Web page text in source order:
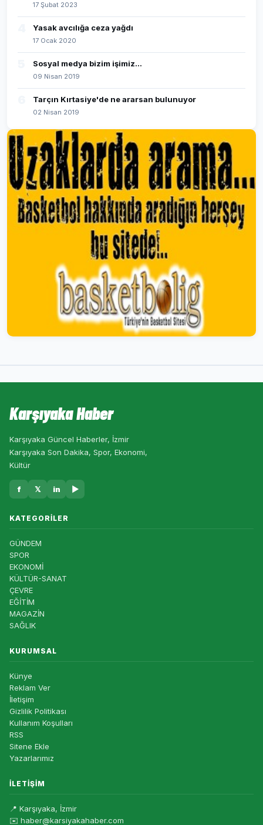
17 Şubat 2023
Yasak avcılığa ceza yağdı
17 Ocak 2020
Sosyal medya bizim işimiz...
09 Nisan 2019
Tarçın Kırtasiye'de ne ararsan bulunuyor
02 Nisan 2019
Karşıyaka Haber
Karşıyaka Güncel Haberler, İzmir
Karşıyaka Son Dakika, Spor, Ekonomi,
Kültür
f 𝕏 in ▶
KATEGORILER
GÜNDEM
SPOR
EKONOMİ
KÜLTÜR-SANAT
ÇEVRE
EĞİTİM
MAGAZİN
SAĞLIK
KURUMSAL
Künye
Reklam Ver
İletişim
Gizlilik Politikası
Kullanım Koşulları
RSS
Sitene Ekle
Yazarlarımız
İLETIŞIM
📍 Karşıyaka, İzmir
✉️ haber@karsiyakahaber.com